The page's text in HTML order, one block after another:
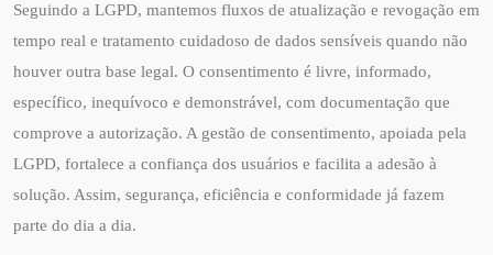
Seguindo a LGPD, mantemos fluxos de atualização e revogação em
tempo real e tratamento cuidadoso de dados sensíveis quando não
houver outra base legal. O consentimento é livre, informado,
específico, inequívoco e demonstrável, com documentação que
comprove a autorização. A gestão de consentimento, apoiada pela
LGPD, fortalece a confiança dos usuários e facilita a adesão à
solução. Assim, segurança, eficiência e conformidade já fazem
parte do dia a dia.